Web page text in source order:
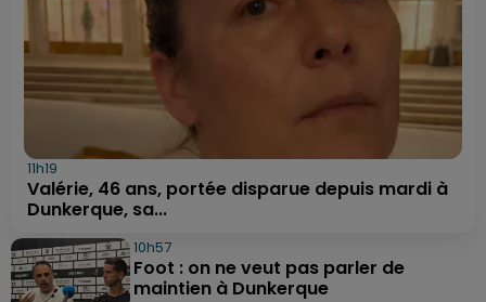
11h19
Valérie, 46 ans, portée disparue depuis mardi à
Dunkerque, sa...
10h57
Foot : on ne veut pas parler de
maintien à Dunkerque